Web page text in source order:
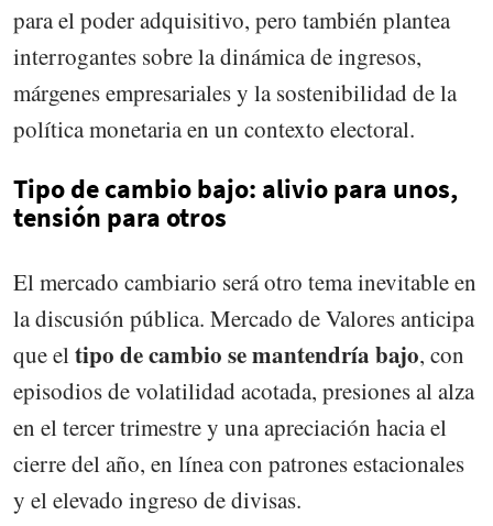
para el poder adquisitivo, pero también plantea
interrogantes sobre la dinámica de ingresos,
márgenes empresariales y la sostenibilidad de la
política monetaria en un contexto electoral.
Tipo de cambio bajo: alivio para unos,
tensión para otros
El mercado cambiario será otro tema inevitable en
la discusión pública. Mercado de Valores anticipa
que el tipo de cambio se mantendría bajo, con
episodios de volatilidad acotada, presiones al alza
en el tercer trimestre y una apreciación hacia el
cierre del año, en línea con patrones estacionales
y el elevado ingreso de divisas.